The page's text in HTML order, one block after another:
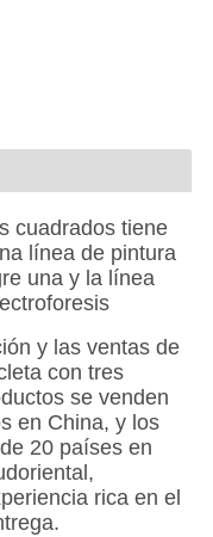
cuadrados tiene
línea de pintura
una y la línea
y las ventas de
con tres
se venden
en China, y los
20 países en
rica en el